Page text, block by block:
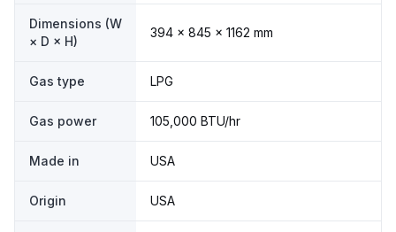
Dimensions (W
× D × H)
394 x 845 x 1162 mm
Gas type LPG
Gas power 105,000 BTU/hr
Made in USA
Origin USA